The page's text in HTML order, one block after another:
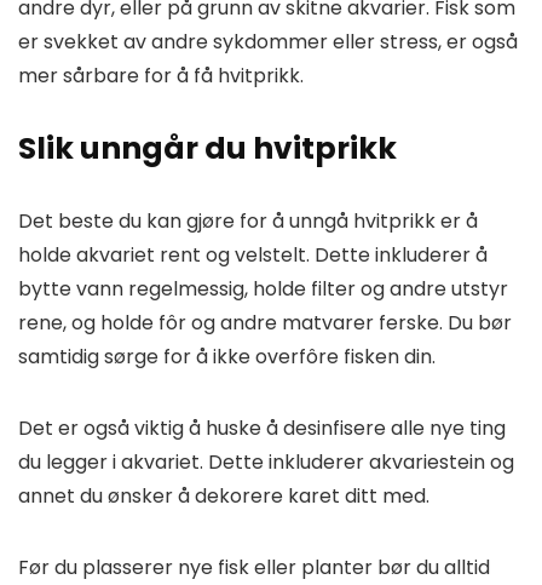
andre dyr, eller på grunn av skitne akvarier. Fisk som
er svekket av andre sykdommer eller stress, er også
mer sårbare for å få hvitprikk.
Slik unngår du hvitprikk
Det beste du kan gjøre for å unngå hvitprikk er å
holde akvariet rent og velstelt. Dette inkluderer å
bytte vann regelmessig, holde filter og andre utstyr
rene, og holde fôr og andre matvarer ferske. Du bør
samtidig sørge for å ikke overfôre fisken din.
Det er også viktig å huske å desinfisere alle nye ting
du legger i akvariet. Dette inkluderer akvariestein og
annet du ønsker å dekorere karet ditt med.
Før du plasserer nye fisk eller planter bør du alltid